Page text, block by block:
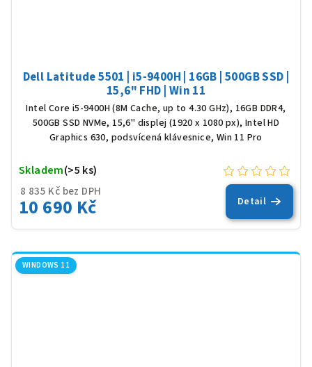
Dell Latitude 5501 | i5-9400H | 16GB | 500GB SSD |
15,6" FHD | Win 11
Intel Core i5-9400H (8M Cache, up to 4.30 GHz), 16GB DDR4,
500GB SSD NVMe, 15,6" displej (1920 x 1080 px), Intel HD
Graphics 630, podsvícená klávesnice, Win 11 Pro
8 835 Kč bez DPH
10 690 Kč
Skladem(>5 ks)
Detail
WINDOWS 11